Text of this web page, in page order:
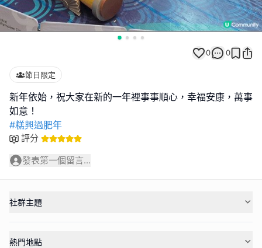
0 0
節日限定
新年依始，祝大家在新的一年裡事事順心，幸福安康，萬事
#糕興過肥年
評分
發表第一個留言...
社群主題
熱門地點